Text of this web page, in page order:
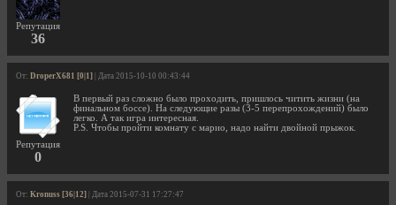
Репутация
36
От: DroperX681 [0|1] | Дата 2015-10-10 00:43:44
Репутация
0
В первый раз сложно было проходить, пришлось читить жизни (на
финальном боссе). На следующие разы (3-5 перепрохождений) было
легко. А так игра интересная.
P.S. Чтобы пройти комнату с марио, надо найти двойной прыжок.
От: Kronuss [36|12] | Дата 2015-07-31 17:27:47